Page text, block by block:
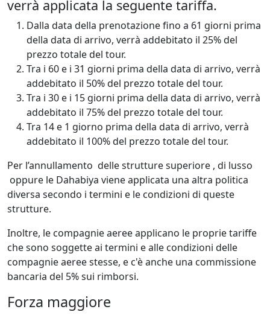
verrà applicata la seguente tariffa.
Dalla data della prenotazione fino a 61 giorni prima
della data di arrivo, verrà addebitato il 25% del
prezzo totale del tour.
Tra i 60 e i 31 giorni prima della data di arrivo, verrà
addebitato il 50% del prezzo totale del tour.
Tra i 30 e i 15 giorni prima della data di arrivo, verrà
addebitato il 75% del prezzo totale del tour.
Tra 14 e 1 giorno prima della data di arrivo, verrà
addebitato il 100% del prezzo totale del tour.
Per l’annullamento delle strutture superiore , di lusso
oppure le Dahabiya viene applicata una altra politica
diversa secondo i termini e le condizioni di queste
strutture.
Inoltre, le compagnie aeree applicano le proprie tariffe
che sono soggette ai termini e alle condizioni delle
compagnie aeree stesse, e c'è anche una commissione
bancaria del 5% sui rimborsi.
Forza maggiore